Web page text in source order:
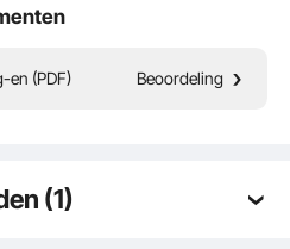
moeilijke taken in elke omgeving.
en (PDF) Beoordeling
(1)